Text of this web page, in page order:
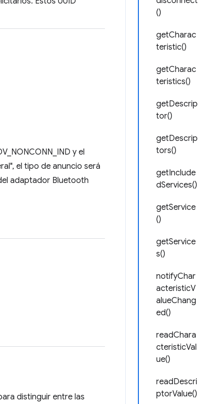
()
getCharac
teristic()
getCharac
teristics()
getDescrip
tor()
getDescrip
tors()
getInclude
dServices()
getService
()
getService
s()
notifyChar
acteristicV
alueChang
ed()
readChara
cteristicVal
ue()
readDescri
ptorValue()
y el
el tipo de anuncio será
adaptador Bluetooth
distinguir entre las